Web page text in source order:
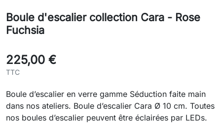
Boule d'escalier collection Cara - Rose
Fuchsia
225,00 €
TTC
Boule d’escalier en verre gamme Séduction faite main
dans nos ateliers. Boule d’escalier Cara Ø 10 cm. Toutes
nos boules d’escalier peuvent être éclairées par LEDs.